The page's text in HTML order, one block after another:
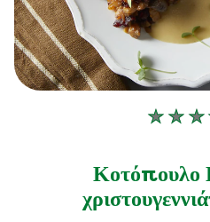
Κοτόπουλο